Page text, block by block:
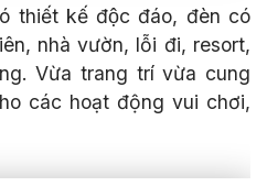
thiết kế độc đáo, đèn có
nhà vườn, lỗi đi, resort,
Vừa trang trí vừa cung
các hoạt động vui chơi,